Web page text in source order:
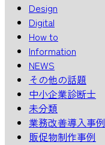
Design
Digital
How to
Information
NEWS
その他の話題
中小企業診断士
未分類
業務改善導入事例
販促物制作事例